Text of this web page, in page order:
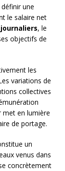
une
le salaire net
, le
objectifs de
les
variations de
collectives
met en lumière
de portage.
un
venus dans
concrètement